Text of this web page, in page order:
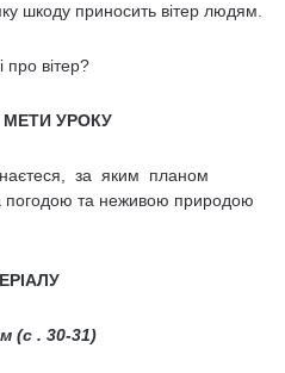
шкоду приносить вітер людям.
про вітер?
МЕТИ УРОКУ
за яким планом
погодою та неживою природою
(с . 30-31)